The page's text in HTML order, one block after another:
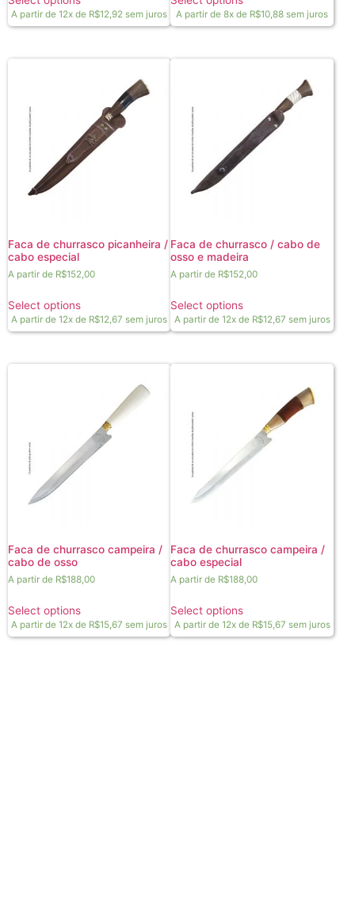
A partir de 12x de R$12,92 sem juros A partir de 8x de R$10,88 sem juros
Faca de churrasco picanheira /
cabo especial
A partir de R$152,00
Select options
A partir de 12x de R$12,67 sem juros
Faca de churrasco / cabo de
osso e madeira
A partir de R$152,00
Select options
A partir de 12x de R$12,67 sem juros
Faca de churrasco campeira /
cabo de osso
A partir de R$188,00
Select options
A partir de 12x de R$15,67 sem juros
Faca de churrasco campeira /
cabo especial
A partir de R$188,00
Select options
A partir de 12x de R$15,67 sem juros